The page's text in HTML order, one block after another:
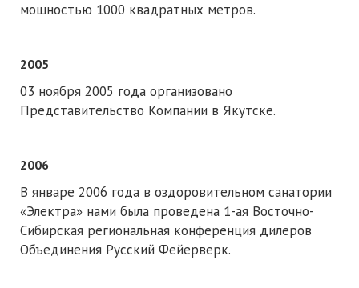
мощностью 1000 квадратных метров.
2005
03 ноября 2005 года организовано
Представительство Компании в Якутске.
2006
В январе 2006 года в оздоровительном санатории
«Электра» нами была проведена 1-ая Восточно-
Сибирская региональная конференция дилеров
Объединения Русский Фейерверк.